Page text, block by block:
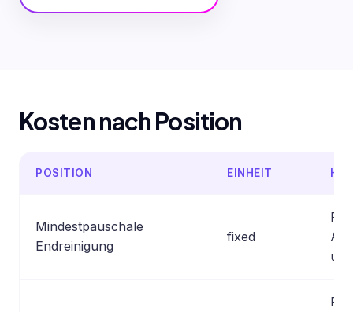
Kosten nach Position
POSITION EINHEIT
Mindestpauschale
Endreinigung
fixed